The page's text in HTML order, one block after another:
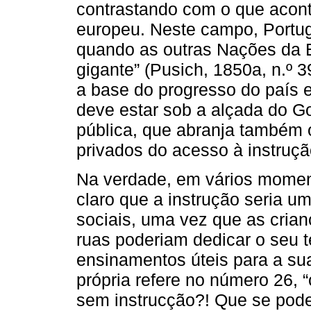
contrastando com o que
europeu. Neste campo,
quando as outras Nações da
gigante” (Pusich, 1850a, n.º
a base do progresso do país
deve estar sob a alçada do
pública, que abranja
privados do acesso à
Na verdade, em vários
claro que a instrução seria
sociais, uma vez que as
ruas poderiam dedicar o seu
ensinamentos úteis para a
própria refere no número 26,
sem instrucção?! Que se